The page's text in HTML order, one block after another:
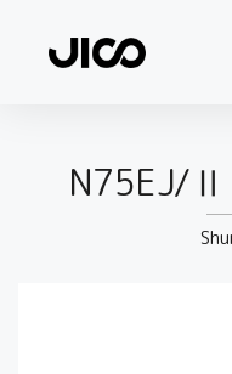
N75EJ/Ⅱ